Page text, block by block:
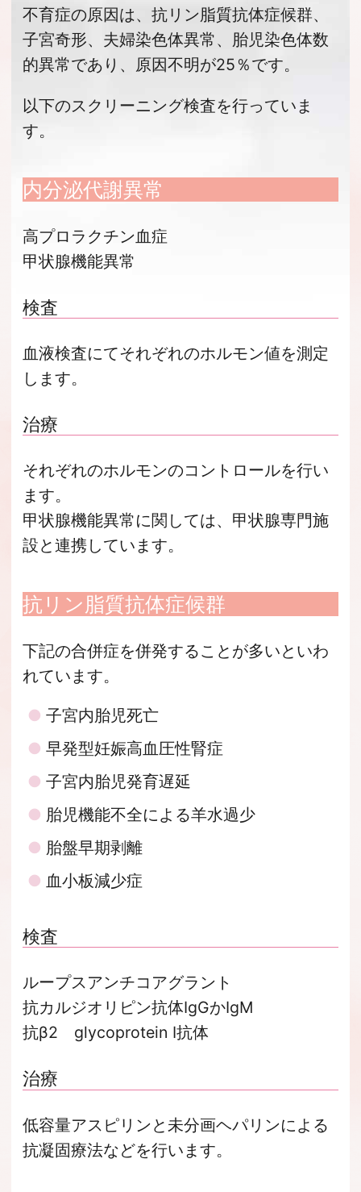
不育症の原因は、抗リン脂質抗体症候群、
子宮奇形、夫婦染色体異常、胎児染色体数
的異常であり、原因不明が25％です。
以下のスクリーニング検査を行っていま
す。
内分泌代謝異常
高プロラクチン血症
甲状腺機能異常
検査
血液検査にてそれぞれのホルモン値を測定
します。
治療
それぞれのホルモンのコントロールを行い
ます。
甲状腺機能異常に関しては、甲状腺専門施
設と連携しています。
抗リン脂質抗体症候群
下記の合併症を併発することが多いといわ
れています。
子宮内胎児死亡
早発型妊娠高血圧性腎症
子宮内胎児発育遅延
胎児機能不全による羊水過少
胎盤早期剥離
血小板減少症
検査
ループスアンチコアグラント
抗カルジオリピン抗体IgGかIgM
抗β2 glycoprotein I抗体
治療
低容量アスピリンと未分画ヘパリンによる
抗凝固療法などを行います。